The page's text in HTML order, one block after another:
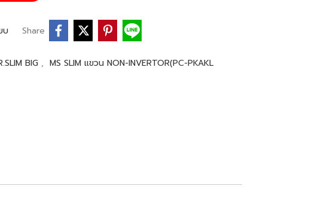
บ Share
BIG , MS SLIM แขวน NON-INVERTOR(PC-PKAKL